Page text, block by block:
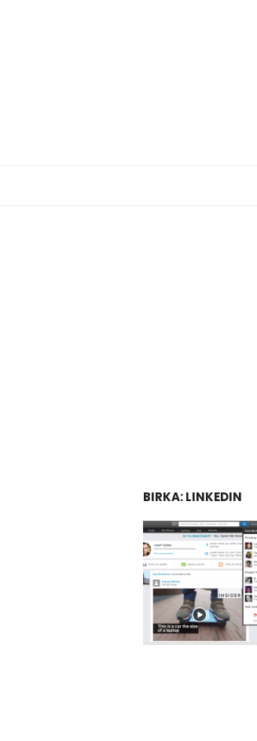
BIRKA:LINKEDIN